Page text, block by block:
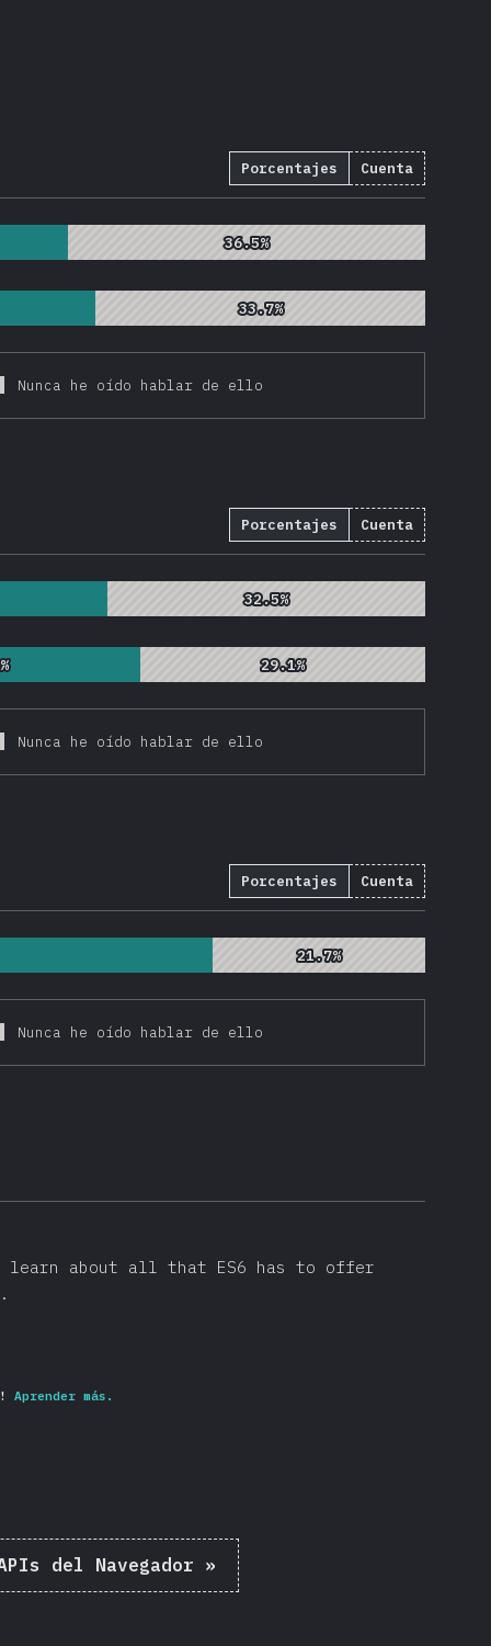
Porcentajes Cuenta
36.5%
36.5%
33.7%
33.7%
Nunca he oído hablar de ello
Porcentajes Cuenta
32.5%
32.5%
29.1%
29.1%
Nunca he oído hablar de ello
Porcentajes Cuenta
21.7%
21.7%
Nunca he oído hablar de ello
learn about all that ES6 has to offer
Aprender más.
del Navegador »